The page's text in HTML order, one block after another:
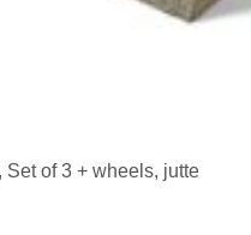
Set of 3 + wheels, jutte